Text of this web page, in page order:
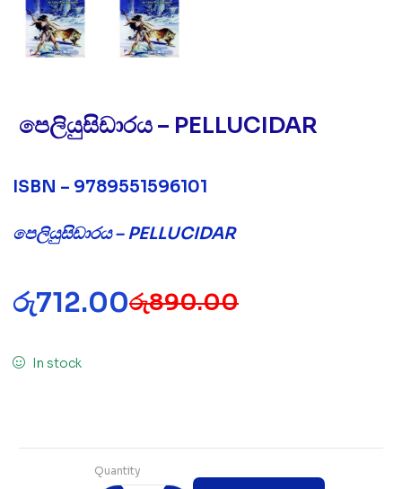
පෙලියුසිඩාරය – PELLUCIDAR
ISBN – 9789551596101
පෙලියුසිඩාරය – PELLUCIDAR
රු890.00
රු712.00
In stock
Quantity